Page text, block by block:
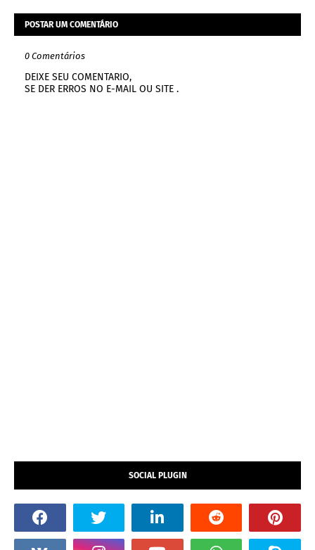
POSTAR UM COMENTÁRIO
0 Comentários
DEIXE SEU COMENTARIO,
SE DER ERROS NO E-MAIL OU SITE .
SOCIAL PLUGIN